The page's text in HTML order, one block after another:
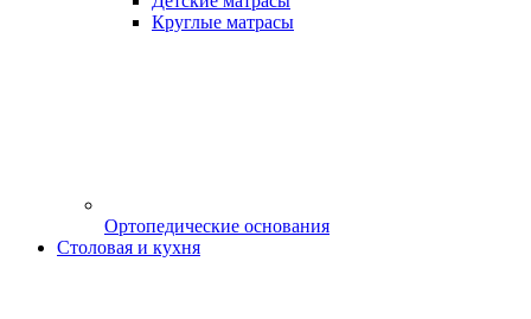
Круглые матрасы
Ортопедические основания
Столовая и кухня